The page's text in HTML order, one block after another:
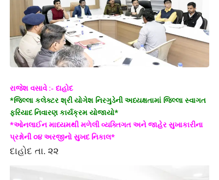
રાજેશ વસાવે :- દાહોદ
*જિલ્લા કલેક્ટર શ્રી યોગેશ નિરગુડેની અધ્યક્ષતામાં જિલ્લા સ્વાગત
ફરિયાદ નિવારણ કાર્યક્રમ યોજાયો*
*ઓનલાઈન માધ્યમથી મળેલી વ્યક્તિગત અને જાહેર સુખાકારીના
પ્રશ્નોની ૦૪ અરજીનો સુખદ નિકાલ*
દાહોદ તા. ૨૨